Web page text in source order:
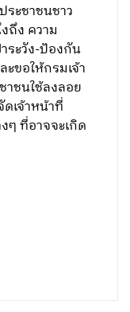
ระชาชนชาว
ถึง ความ
ระวัง-ป้องกัน
ขอให้กรมเจ้า
าชนใช้ลงลอย
เจ้าหน้าที่
ที่อาจจะเกิด